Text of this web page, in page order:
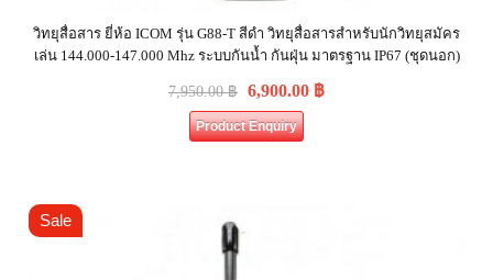
วิทยุสื่อสาร ยี่ห้อ ICOM รุ่น G88-T สีดำ วิทยุสื่อสารสำหรับนักวิทยุสมัคร
เล่น 144.000-147.000 Mhz ระบบกันน้ำ กันฝุ่น มาตรฐาน IP67 (ชุดนอก)
7,950.00฿ 6,900.00 ฿
Product Enquiry
Sale